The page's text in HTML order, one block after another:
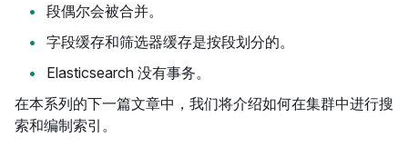
段偶尔会被合并。
字段缓存和筛选器缓存是按段划分的。
Elasticsearch 没有事务。
在本系列的下一篇文章中，我们将介绍如何在集群中进行搜
索和编制索引。